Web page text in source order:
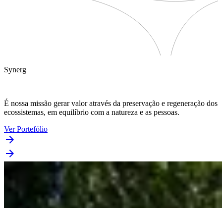
Synerg
É nossa missão gerar valor através da preservação e regeneração dos
ecossistemas, em equilíbrio com a natureza e as pessoas.
Ver Portefólio